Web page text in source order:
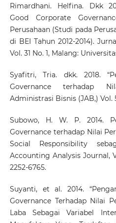
Rimardhani. Helfina. Dkk
Good Corporate
Perusahaan (Studi pada
di BEI Tahun 2012-2014).
Vol. 31 No. 1, Malang:
Syafitri, Tria. dkk. 2018.
Governance terhadap
Administrasi Bisnis (JAB,) Vol.
Subowo, H. W. P. 2014.
Governance terhadap Nilai
Social Responsibility
Accounting Analysis Journal,
2252-6765.
Suyanti, et al. 2014.
Governance Terhadap Nilai
Laba Sebagai Variabel